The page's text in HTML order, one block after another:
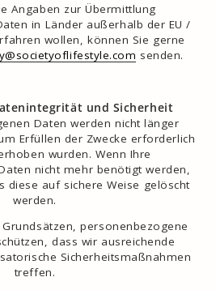
Angaben zur Übermittlung
in Länder außerhalb der EU /
wollen, können Sie gerne
senden.
und Sicherheit
Daten werden nicht länger
Erfüllen der Zwecke erforderlich
wurden. Wenn Ihre
nicht mehr benötigt werden,
diese auf sichere Weise gelöscht
werden.
personenbezogene
dass wir ausreichende
Sicherheitsmaßnahmen
treffen.